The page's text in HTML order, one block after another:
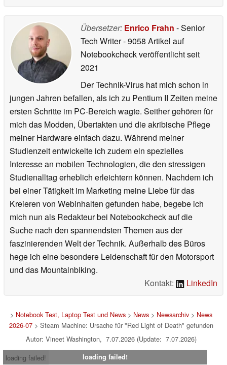
Übersetzer: Enrico Frahn - Senior
Tech Writer- 9058 Artikel auf
Notebookcheck veröffentlichtseit
2021
Der Technik-Virus hat mich schon in
jungen Jahren befallen, als ich zu Pentium II Zeiten meine
ersten Schritte im PC-Bereich wagte. Seither gehören für
mich das Modden, Übertakten und die akribische Pflege
meiner Hardware einfach dazu. Während meiner
Studienzeit entwickelte ich zudem ein spezielles
Interesse an mobilen Technologien, die den stressigen
Studienalltag erheblich erleichtern können. Nachdem ich
bei einer Tätigkeit im Marketing meine Liebe für das
Kreieren von Webinhalten gefunden habe, begebe ich
mich nun als Redakteur bei Notebookcheck auf die
Suche nach den spannendsten Themen aus der
faszinierenden Welt der Technik. Außerhalb des Büros
hege ich eine besondere Leidenschaft für den Motorsport
und das Mountainbiking.
Kontakt:
LinkedIn
> Notebook Test, Laptop Test und News> News> Newsarchiv> News
2026-07> Steam Machine: Ursache für "Red Light of Death" gefunden
Autor: Vineet Washington, 7.07.2026 (Update: 7.07.2026)
loading failed!
loading failed!